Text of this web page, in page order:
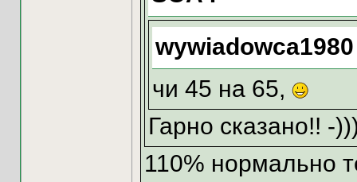
чи 45 на 65,
Гарно сказано!! -
110% нормально